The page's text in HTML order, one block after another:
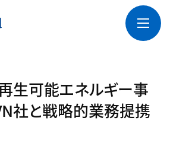
生可能エネルギー事
社と戦略的業務提携